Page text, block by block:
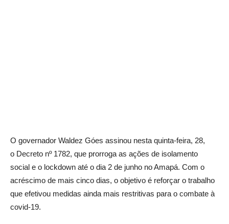
O governador Waldez Góes assinou nesta quinta-feira, 28,
o Decreto nº 1782, que prorroga as ações de isolamento
social e o lockdown até o dia 2 de junho no Amapá. Com o
acréscimo de mais cinco dias, o objetivo é reforçar o trabalho
que efetivou medidas ainda mais restritivas para o combate à
covid-19.